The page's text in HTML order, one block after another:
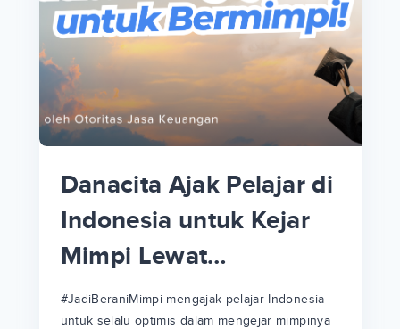
Danacita Ajak Pelajar di
Indonesia untuk Kejar
Mimpi Lewat
#JadiBeraniMimpi
#JadiBeraniMimpi mengajak pelajar Indonesia
untuk selalu optimis dalam mengejar mimpinya